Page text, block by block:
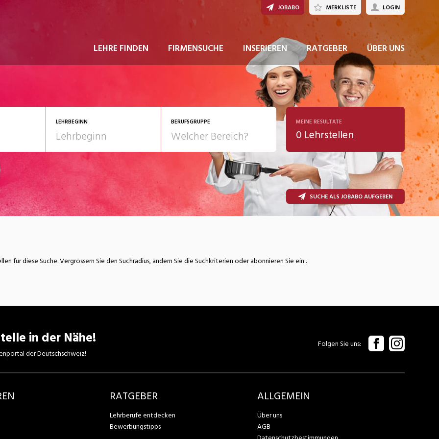
LEHRE FINDEN FIRMENSUCHE INSERIEREN RATGEBER ÜBER UNS
JOBABO MERKLISTE LOGIN
LEHRBEGINN BERUFSGRUPPE
Gesundheit/Pflege/Soziales
Telco
Kultur
MEINE RESULTATE
0 Lehrstellen
SUCHE ALS JOBABO AUFGEBEN
für diese Suche. Vergrössern Sie den Suchradius, ändern Sie die Suchkriterien oder abonnieren Sie ein .
in der Nähe!
der Deutschschweiz!
Folgen Sie uns
RATGEBER
Lehrberufe entdecken
Bewerbungstipps
ALLGEMEIN
Über uns
AGB